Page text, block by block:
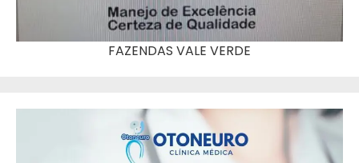
FAZENDAS VALE VERDE